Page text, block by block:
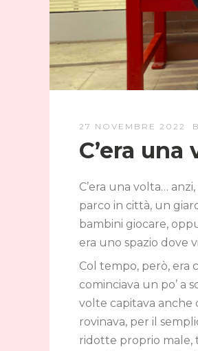
27 NOVEMBRE 2022
C’era
C’era una volta…
parco in città, un
bambini giocare,
era uno spazio dove
Col tempo, però, era
cominciava un po’ a
volte capitava
rovinava, per il
ridotte proprio male,